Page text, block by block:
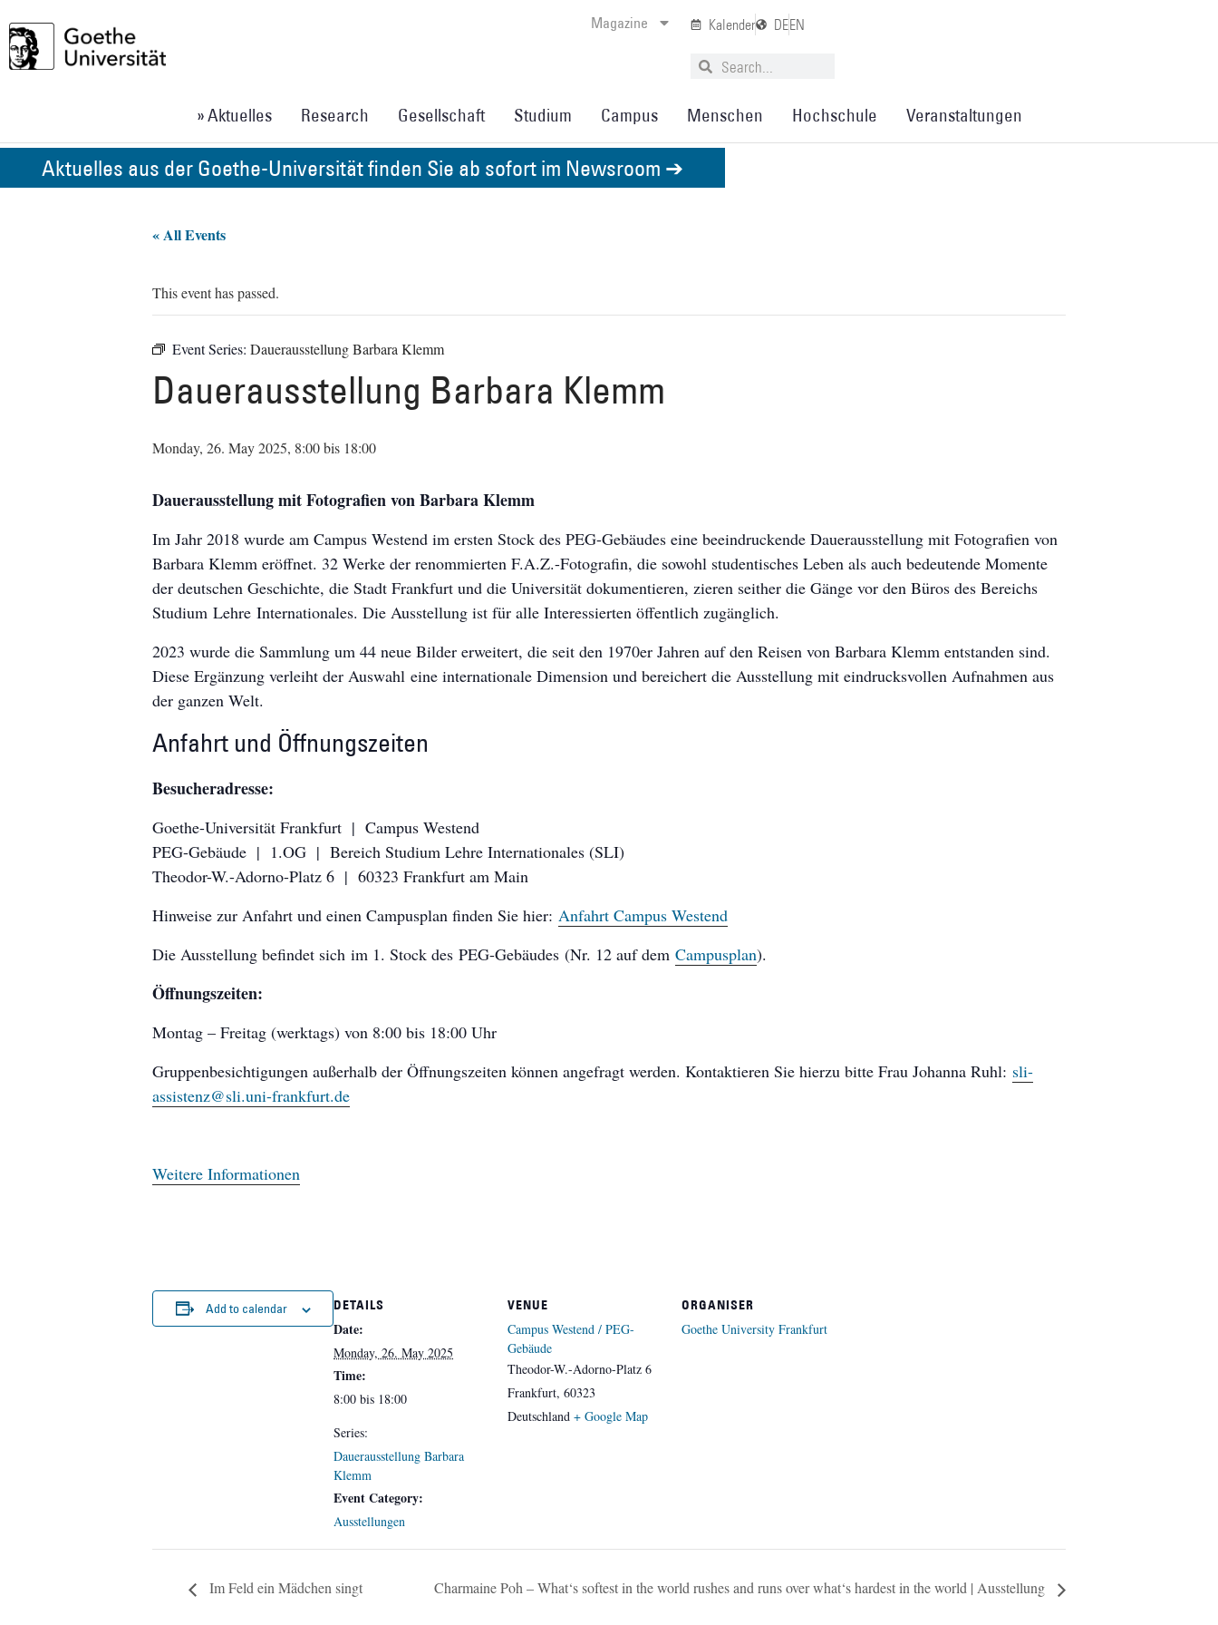
Magazine Kalender DEEN
» Aktuelles Research Gesellschaft Studium Campus Menschen Hochschule Veranstaltungen
Aktuelles aus der Goethe-Universität finden Sie ab sofort im Newsroom ➔
« All Events
This event has passed.
Event Series: Dauerausstellung Barbara Klemm
Dauerausstellung Barbara Klemm
Monday, 26. May 2025, 8:00bis 18:00
Dauerausstellung mit Fotografien von Barbara Klemm
Im Jahr 2018 wurde am Campus Westend im ersten Stock des PEG-Gebäudes eine beeindruckende Dauerausstellung mit Fotografien von
Barbara Klemm eröffnet. 32 Werke der renommierten F.A.Z.-Fotografin, die sowohl studentisches Leben als auch bedeutende Momente
der deutschen Geschichte, die Stadt Frankfurt und die Universität dokumentieren, zieren seither die Gänge vor den Büros des Bereichs
Studium Lehre Internationales. Die Ausstellung ist für alle Interessierten öffentlich zugänglich.
2023 wurde die Sammlung um 44 neue Bilder erweitert, die seit den 1970er Jahren auf den Reisen von Barbara Klemm entstanden sind.
Diese Ergänzung verleiht der Auswahl eine internationale Dimension und bereichert die Ausstellung mit eindrucksvollen Aufnahmen aus
der ganzen Welt.
Anfahrt und Öffnungszeiten
Besucheradresse:
Goethe-Universität Frankfurt | Campus Westend
PEG-Gebäude | 1.OG | Bereich Studium Lehre Internationales (SLI)
Theodor-W.-Adorno-Platz 6 | 60323 Frankfurt am Main
Hinweise zur Anfahrt und einen Campusplan finden Sie hier: Anfahrt Campus Westend
Die Ausstellung befindet sich im 1. Stock des PEG-Gebäudes (Nr. 12 auf dem Campusplan).
Öffnungszeiten:
Montag – Freitag (werktags) von 8:00 bis 18:00 Uhr
Gruppenbesichtigungen außerhalb der Öffnungszeiten können angefragt werden. Kontaktieren Sie hierzu bitte Frau Johanna Ruhl: sli-
assistenz@sli.uni-frankfurt.de
Weitere Informationen
Add to calendar DETAILS
Date:
Monday, 26. May 2025
Time:
8:00 bis 18:00
Series:
Dauerausstellung Barbara
Klemm
Event Category:
Ausstellungen
VENUE
Campus Westend / PEG-
Gebäude
Theodor-W.-Adorno-Platz 6
Frankfurt, 60323
Deutschland + Google Map
ORGANISER
Goethe University Frankfurt
Im Feld ein Mädchen singt Charmaine Poh – What‘s softest in the world rushes and runs over what‘s hardest in the world | Ausstellung